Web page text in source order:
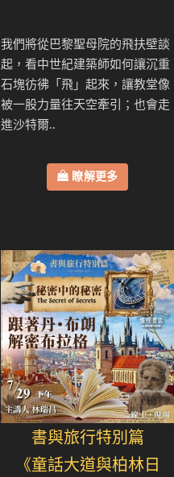
我們將從巴黎聖母院的飛扶壁談
起，看中世紀建築師如何讓沉重
石塊彷彿「飛」起來，讓教堂像
被一股力量往天空牽引；也會走
進沙特爾..
瞭解更多
書與旅行特別篇
《童話大道與柏林日